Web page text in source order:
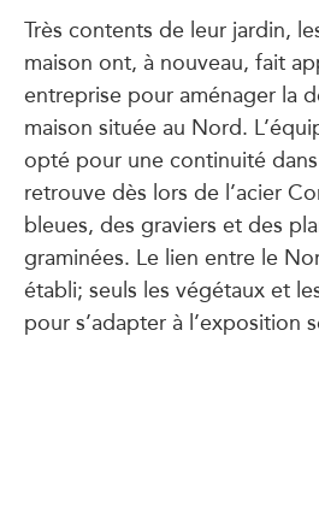
Très contents de leur jardin,
maison ont, à nouveau, fait
entreprise pour aménager la
maison située au Nord.
opté pour une continuité
retrouve dès lors de l’acier
bleues, des graviers et des
graminées. Le lien entre le
établi; seuls les végétaux et
pour s’adapter à l’exposition